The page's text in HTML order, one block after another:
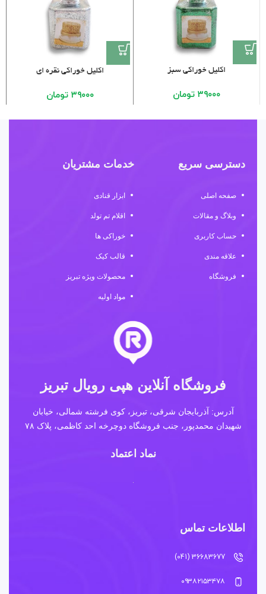
اکلیل خوراکی سبز
۳۹۰۰۰ تومان
اکلیل خوراکی نقره ای
۳۹۰۰۰ تومان
دسترسی سریع
صفحه اصلی
وبلاگ و مقالات
حساب کاربری
علاقه مندی
فروشگاه
خدمات مشتریان
ابزار قنادی
اقلام تم تولد
خوراکی ها
قالب کیک
محصولات ویژه تبریز
مواد اولیه
فروشگاه آنلاین هپی رویال تبریز
آدرس: آذربایجان شرقی، تبریز، کوی فرشته شمالی، خیابان
شهیدان محمدپور، جنب فروشگاه دوچرخه احد کاظمی، پلاک ۷۸
نماد اعتماد
اطلاعات تماس
36683677 (041)
۰۹۳۸۲۱۵۳۴۷۸